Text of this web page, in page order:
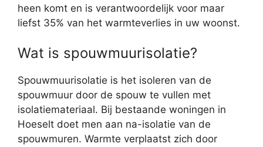
heen komt en is verantwoordelijk voor maar
liefst 35% van het warmteverlies in uw woonst.
Wat is spouwmuurisolatie?
Spouwmuurisolatie is het isoleren van de
spouwmuur door de spouw te vullen met
isolatiemateriaal. Bij bestaande woningen in
Hoeselt doet men aan na-isolatie van de
spouwmuren. Warmte verplaatst zich door